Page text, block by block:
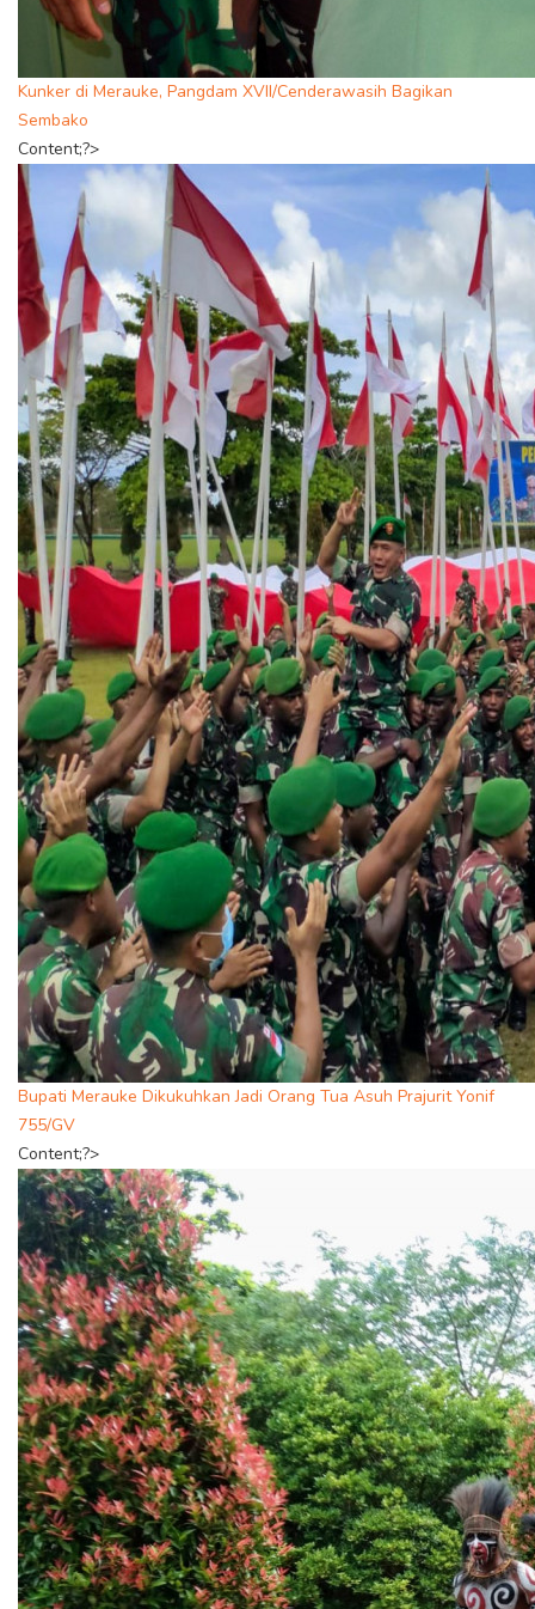
Kunker di Merauke, Pangdam XVII/Cenderawasih Bagikan
Sembako
Content;?>
Bupati Merauke Dikukuhkan Jadi Orang Tua Asuh Prajurit Yonif
755/GV
Content;?>